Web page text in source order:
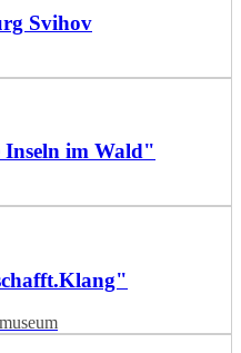
Svihov
Inseln im Wald"